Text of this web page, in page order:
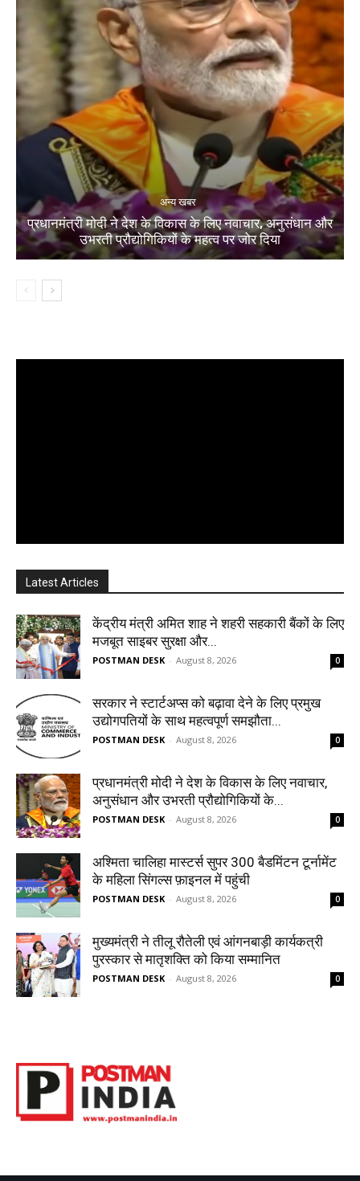
अन्य खबर
प्रधानमंत्री मोदी ने देश के विकास के लिए नवाचार, अनुसंधान और
उभरती प्रौद्योगिकियों के महत्व पर जोर दिया
Latest Articles
केंद्रीय मंत्री अमित शाह ने शहरी सहकारी बैंकों के लिए
मजबूत साइबर सुरक्षा और...
POSTMAN DESK - August 8, 2026 0
सरकार ने स्टार्टअप्‍स को बढ़ावा देने के लिए प्रमुख
उद्योगपतियों के साथ महत्‍वपूर्ण समझौता...
POSTMAN DESK - August 8, 2026 0
प्रधानमंत्री मोदी ने देश के विकास के लिए नवाचार,
अनुसंधान और उभरती प्रौद्योगिकियों के...
POSTMAN DESK - August 8, 2026 0
अश्मिता चालिहा मास्टर्स सुपर 300 बैडमिंटन टूर्नामेंट
के महिला सिंगल्स फ़ाइनल में पहुंची
POSTMAN DESK - August 8, 2026 0
मुख्यमंत्री ने तीलू रौतेली एवं आंगनबाड़ी कार्यकत्री
पुरस्कार से मातृशक्ति को किया सम्मानित
POSTMAN DESK - August 8, 2026 0